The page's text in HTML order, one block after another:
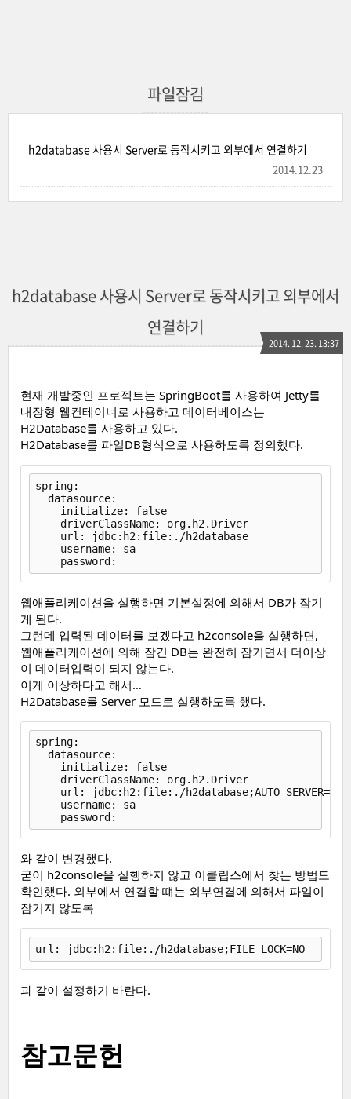
파일잠김
h2database 사용시 Server로 동작시키고 외부에서 연결하기
2014.12.23
h2database 사용시 Server로 동작시키고 외부에서
연결하기
2014. 12. 23. 13:37
현재 개발중인 프로젝트는 SpringBoot를 사용하여 Jetty를
내장형 웹컨테이너로 사용하고 데이터베이스는
H2Database를 사용하고 있다.
H2Database를 파일DB형식으로 사용하도록 정의했다.
spring:
  datasource:
    initialize: false
    driverClassName: org.h2.Driver
    url: jdbc:h2:file:./h2database
    username: sa
웹애플리케이션을 실행하면 기본설정에 의해서 DB가 잠기
게 된다.
그런데 입력된 데이터를 보겠다고 h2console을 실행하면,
웹애플리케이션에 의해 잠긴 DB는 완전히 잠기면서 더이상
이 데이터입력이 되지 않는다.
이게 이상하다고 해서…
H2Database를 Server 모드로 실행하도록 했다.
spring:
  datasource:
    initialize: false
    driverClassName: org.h2.Driver
url: jdbc:h2:file:./
    username: sa
와 같이 변경했다.
굳이 h2console을 실행하지 않고 이클립스에서 찾는 방법도
확인했다. 외부에서 연결할 떄는 외부연결에 의해서 파일이
잠기지 않도록
url: jdbc:h2:file:./h2database;FILE_LOCK=NO
과 같이 설정하기 바란다.
참고문헌